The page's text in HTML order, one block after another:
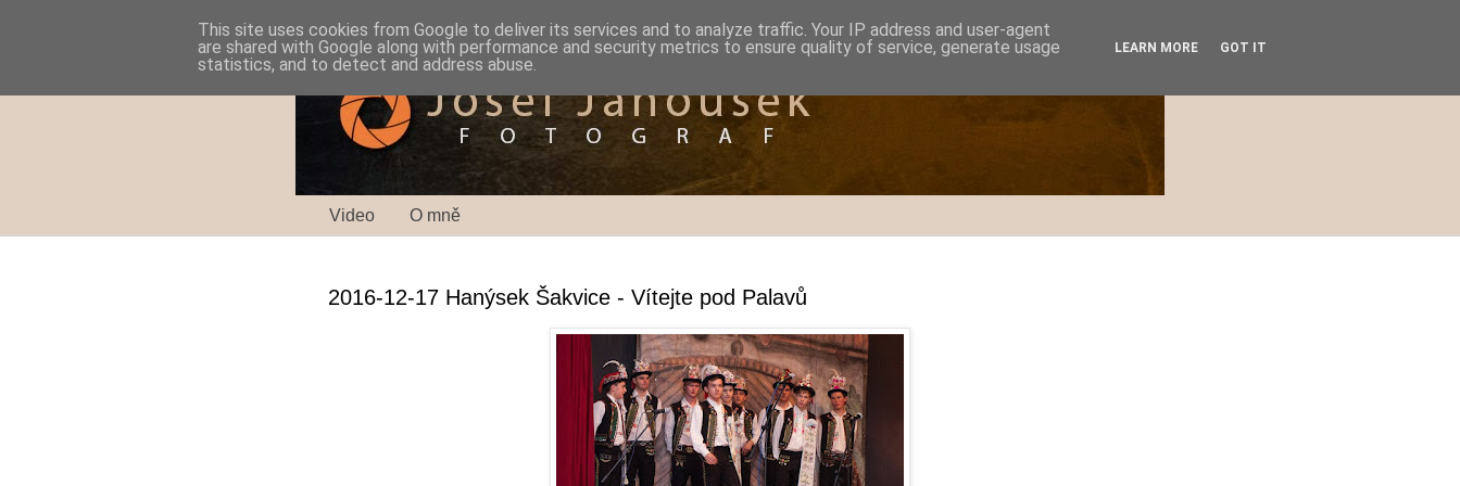
Video O mně
2016-12-17 Hanýsek Šakvice - Vítejte pod Palavů
This site uses cookies from Google to deliver its services and to analyze traffic. Your IP address and user-agent
are shared with Google along with performance and security metrics to ensure quality of service, generate usage
statistics, and to detect and address abuse.
LEARN MORE GOT IT